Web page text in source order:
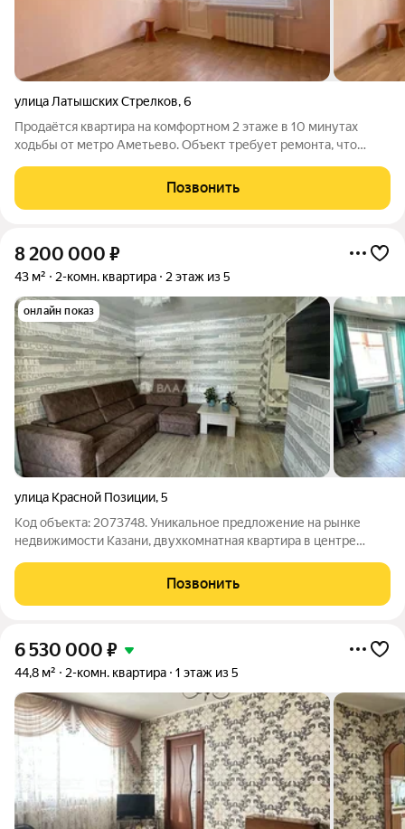
улица Латышских Стрелков,6
Продаётся квартира на комфортном 2 этаже в 10 минутах
ходьбы от метро Аметьево. Объект требует ремонта, что
Частично уже заменены окна на пластиковые, включая
остекление балкона. Санузел раздельный.
Позвонить
8 200 000 ₽
43 м² 2-комн. квартира 2 этаж из 5
онлайн показ
улица Красной Позиции,5
Код объекта: 2073748. Уникальное предложение на рынке
недвижимости Казани, двухкомнатная квартира в центре
двухкомнатная квартира с прекрасным ремонтом, общей
площадью 43 кв. м. на втором этаже. Дом
Позвонить
6 530 000 ₽
44,8 м² 2-комн. квартира 1 этаж из 5